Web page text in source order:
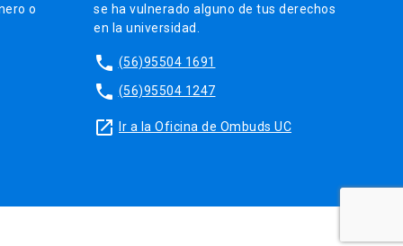
o
se ha vulnerado alguno de tus derechos
en la universidad.
phone (56)95504 1691
phone (56)95504 1247
launch Ir a la Oficina de Ombuds UC